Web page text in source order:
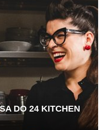
DO 24 KITCHEN